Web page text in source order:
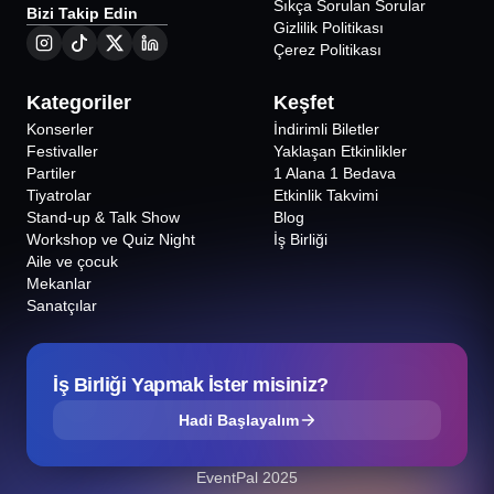
Bizi Takip Edin
Sıkça Sorulan Sorular
Gizlilik Politikası
Çerez Politikası
Kategoriler
Konserler
Festivaller
Partiler
Tiyatrolar
Stand-up & Talk Show
Workshop ve Quiz Night
Aile ve çocuk
Mekanlar
Sanatçılar
Keşfet
İndirimli Biletler
Yaklaşan Etkinlikler
1 Alana 1 Bedava
Etkinlik Takvimi
Blog
İş Birliği
İş Birliği Yapmak İster misiniz?
Hadi Başlayalım
EventPal 2025